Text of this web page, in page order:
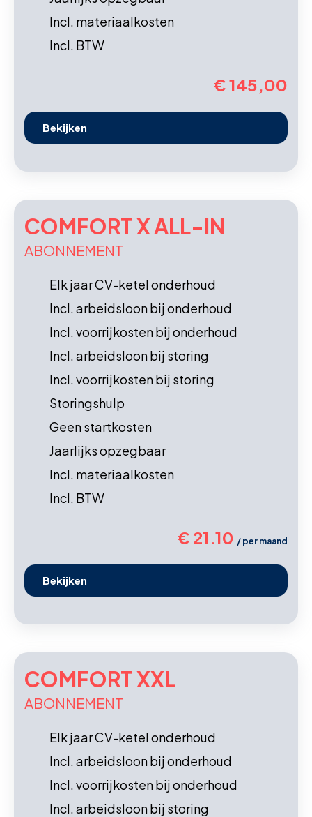
Incl. materiaalkosten
Incl. BTW
€ 145,00
Bekijken
COMFORT X ALL-IN
ABONNEMENT
Elk jaar CV-ketel onderhoud
Incl. arbeidsloon bij onderhoud
Incl. voorrijkosten bij onderhoud
Incl. arbeidsloon bij storing
Incl. voorrijkosten bij storing
Storingshulp
Geen startkosten
Jaarlijks opzegbaar
Incl. materiaalkosten
Incl. BTW
€ 21.10 / per maand
Bekijken
COMFORT XXL
ABONNEMENT
Elk jaar CV-ketel onderhoud
Incl. arbeidsloon bij onderhoud
Incl. voorrijkosten bij onderhoud
Incl. arbeidsloon bij storing